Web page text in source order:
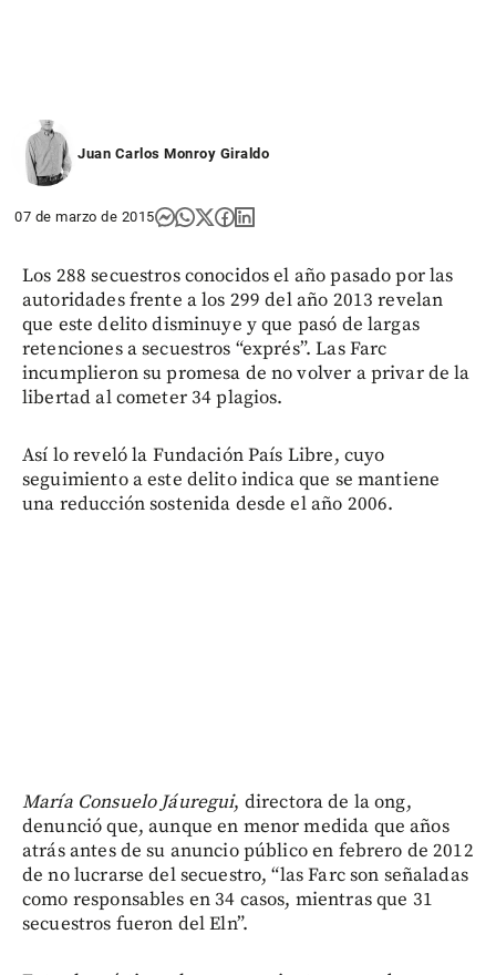
Juan Carlos Monroy Giraldo
07 de marzo de 2015
Los 288 secuestros conocidos el año pasado por las
autoridades frente a los 299 del año 2013 revelan
que este delito disminuye y que pasó de largas
retenciones a secuestros “exprés”. Las Farc
incumplieron su promesa de no volver a privar de la
libertad al cometer 34 plagios.
Así lo reveló la Fundación País Libre, cuyo
seguimiento a este delito indica que se mantiene
una reducción sostenida desde el año 2006.
María Consuelo Jáuregui, directora de la ong,
denunció que, aunque en menor medida que años
atrás antes de su anuncio público en febrero de 2012
de no lucrarse del secuestro, “las Farc son señaladas
como responsables en 34 casos, mientras que 31
secuestros fueron del Eln”.